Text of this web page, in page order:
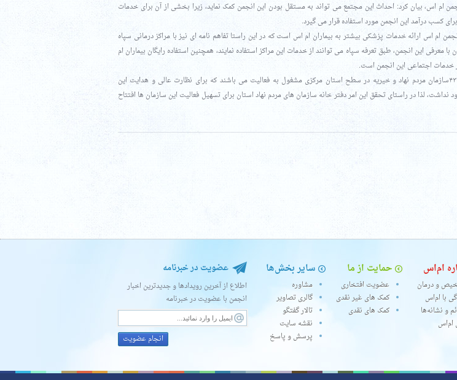
ام اس، بیان کرد: احداث این مجتمع می تواند به مستقل بودن این انجمن کمک نماید، زیرا بخشی از آن برای خدمات
کسب درآمد این انجمن مورد استفاده قرار می گیرد.
ام اس ارائه خدمات پزشکی بیشتر به بیماران ام اس است که در این راستا تفاهم نامه ای نیز با مراکز درمانی سپاه
معرفی این انجمن، طبق تعرفه سپاه می توانند از خدمات این مراکز استفاده نمایند، همچنین استفاده رایگان بیماران ام
خدمات اجتماعی این انجمن است.
استاندار مرکزی در ادامه گفت: ۴۳۰سازمان مردم نهاد و خیریه در سطح استان مرکزی مشغول به فعالیت می باشند که برای نظارت عالی و هدایت این
لذا در راستای تحقق این امر دفتر خانه سازمان های مردم نهاد استان برای تسهیل فعالیت این سازمان ها افتتاح
ام‌اس
و درمان
با ام‌اس
و نشانه‌ها
ام‌اس
حمایت از ما
عضویت افتخاری
کمک های غیر نقدی
کمک های نقدی
سایر بخش‌ها
مشاوره
گالری تصاویر
تالار گفتگو
نقشه سایت
پرسش و پاسخ
عضویت در خبرنامه
اطلاع از آخرین رویدادها و جدیدترین اخبار
انجمن با عضویت در خبرنامه
انجام عضویت